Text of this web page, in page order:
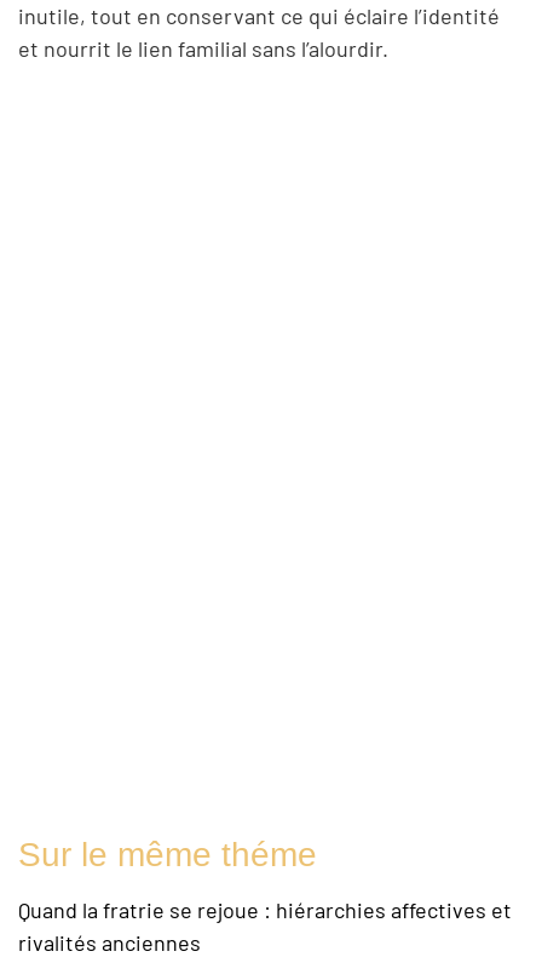
inutile, tout en conservant ce qui éclaire l’identité
et nourrit le lien familial sans l’alourdir.
Sur le même théme
Quand la fratrie se rejoue : hiérarchies affectives et
rivalités anciennes